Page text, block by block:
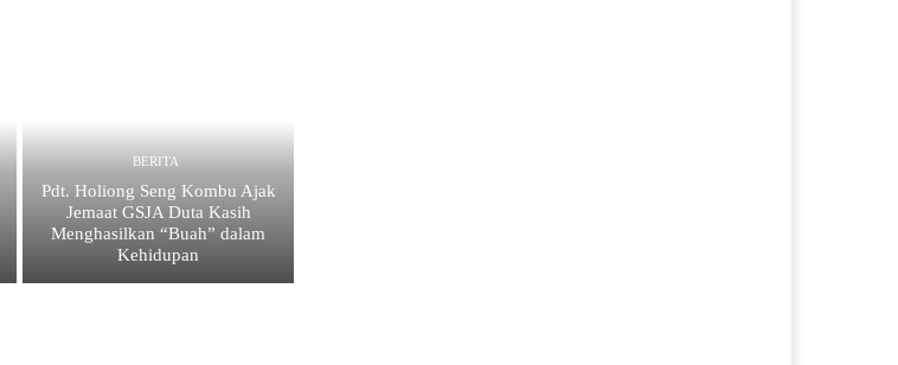
BERITA
Pdt. Holiong Seng Kombu Ajak
Jemaat GSJA Duta Kasih
Menghasilkan “Buah” dalam
Kehidupan